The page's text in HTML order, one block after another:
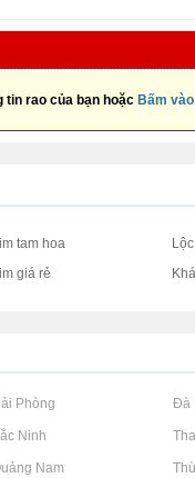
tin rao của bạn hoặc Bấm
tam hoa
giá rẻ
Phòng Rao vặt tại Đà
Ninh Rao vặt tại
Nam Rao vặt tại